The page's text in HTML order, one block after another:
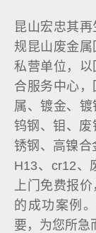
昆山宏忠其
规昆山废金
私营单位，
合服务中心
属、镀金、镀
钨钢、钼、
锈钢、高镍合
H13、cr12、
上门免费报
的成功案例
要，为您所急